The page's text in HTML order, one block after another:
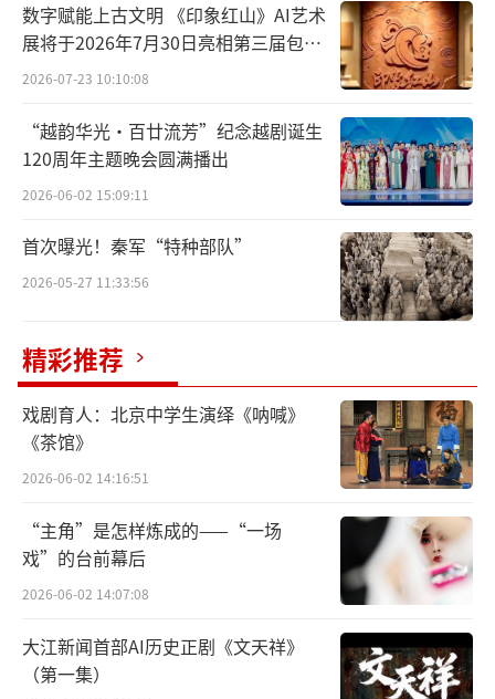
春秋时期，齐国的宰相管仲很重视人口调
查，曾有言：“不明于计数而欲举大事，犹无
舟楫而经于水，险也。”他不但在齐国大力推
动人口统计工作，还十分注重调查人口的素
质，比如有专门技能的男人和女人有多少，鳏
夫、寡妇、病人有多少等。
战国时期秦国的宰相商鞅也十分注重人口
调查工作，他下令在秦国将总人口按壮男、壮
女、官吏、商人、读书人、残疾人等十三类分
别统计，这就是历史上著名的“强国知十三
数”。
那么在技术条件落后的古代又是如何进行
大范围的人口普查的呢？比起今天，古代的生
产力水平低下，他们又为何要对于人口进行把
控呢？
兵，征兵在以前一般都是男性，这就需要调查
男性的人数和年龄。还有服劳役、服兵役，也
数字赋能上古文明 《印象红山》AI艺术
展将于2026年7月30日亮相第三届包头
艺博会
2026-07-23 10:10:08
“越韵华光·百廿流芳”纪念越剧诞生
120周年主题晚会圆满播出
2026-06-02 15:09:11
首次曝光！秦军“特种部队”
2026-05-27 11:33:56
精彩推荐
戏剧育人：北京中学生演绎《呐喊》
《茶馆》
2026-06-02 14:16:51
“主角”是怎样炼成的——“一场
戏”的台前幕后
2026-06-02 14:07:08
大江新闻首部AI历史正剧《文天祥》
（第一集）